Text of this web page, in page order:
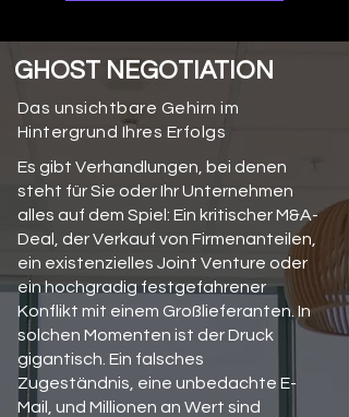
GHOST NEGOTIATION
Das unsichtbare Gehirn im
Hintergrund Ihres Erfolgs
Es gibt Verhandlungen, bei denen
steht für Sie oder Ihr Unternehmen
alles auf dem Spiel: Ein kritischer M&A-
Deal, der Verkauf von Firmenanteilen,
ein existenzielles Joint Venture oder
ein hochgradig festgefahrener
Konflikt mit einem Großlieferanten. In
solchen Momenten ist der Druck
gigantisch. Ein falsches
Zugeständnis, eine unbedachte E-
Mail, und Millionen an Wert sind